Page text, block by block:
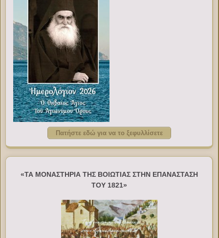
Πατήστε εδώ για να το ξεφυλλίσετε
«ΤΑ ΜΟΝΑΣΤΗΡΙΑ ΤΗΣ ΒΟΙΩΤΙΑΣ ΣΤΗΝ ΕΠΑΝΑΣΤΑΣΗ
ΤΟΥ 1821»